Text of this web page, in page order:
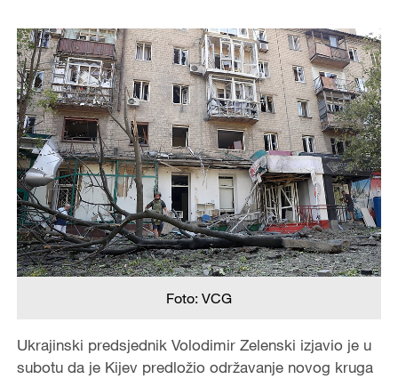
Foto: VCG
Ukrajinski predsjednik Volodimir Zelenski izjavio je u
subotu da je Kijev predložio održavanje novog kruga